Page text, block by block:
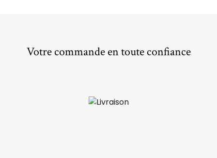
Votre commande en toute confiance